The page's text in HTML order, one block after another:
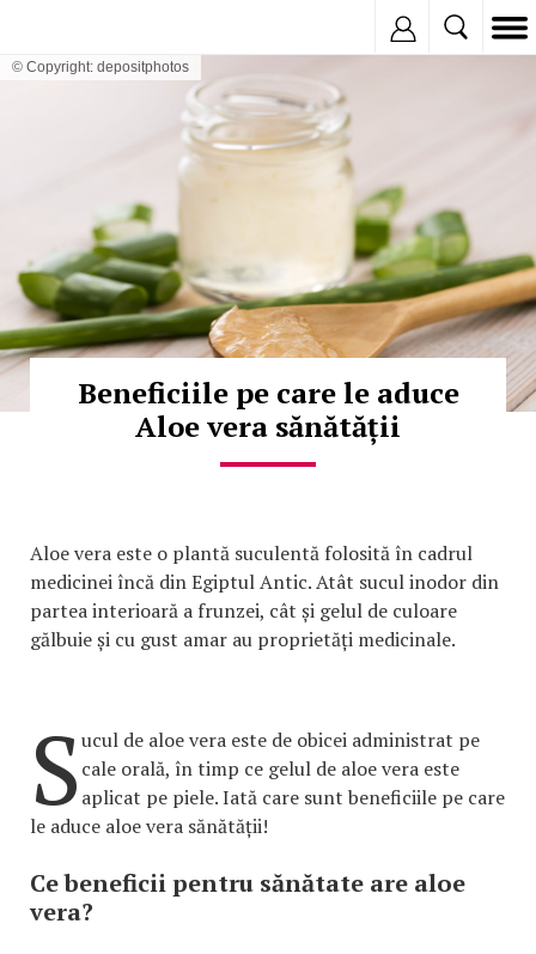
© Copyright: depositphotos
Beneficiile pe care le aduce
Aloe vera sănătății
Aloe vera este o plantă suculentă folosită în cadrul
medicinei încă din Egiptul Antic. Atât sucul inodor din
partea interioară a frunzei, cât și gelul de culoare
gălbuie și cu gust amar au proprietăți medicinale.
Sucul de aloe vera este de obicei administrat pe
cale orală, în timp ce gelul de aloe vera este
aplicat pe piele. Iată care sunt beneficiile pe care
le aduce aloe vera sănătății!
Ce beneficii pentru sănătate are aloe
vera?